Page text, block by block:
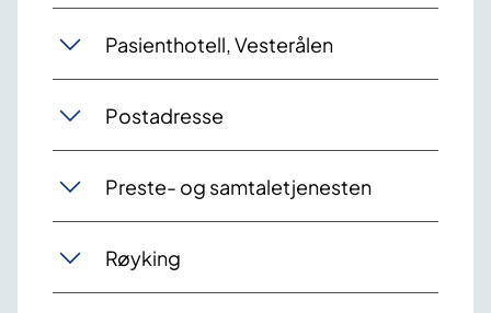
Pasienthotell, Vesterålen
Postadresse
Preste- og samtaletjenesten
Røyking